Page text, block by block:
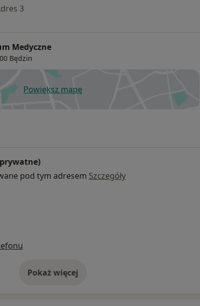
3
Medyczne
Będzin
Powiększ mapęotwiera się w nowej karcie
pod tym adresem Szczegóły
Pokaż więcej
o adresie